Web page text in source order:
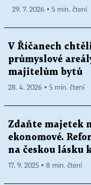
29. 7. 2026 ▪ 5 min. čtení
V Říčanech
průmyslové
majitelům bytů
28. 4. 2026 ▪ 5 min. čtení
Zdaňte majetek
ekonomové.
na českou lásku
17. 9. 2025 ▪ 8 min. čtení